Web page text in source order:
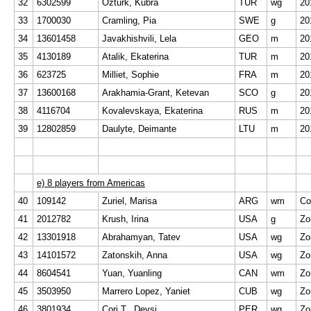
32 6302599 Ozturk, Kubra TUR wg
33
1700030 Cramling, Pia SWE g
34
13601458 Javakhishvili, Lela GEO m
35
4130189 Atalik, Ekaterina TUR m
36
623725 Milliet, Sophie FRA m
37
13600168 Arakhamia-Grant, Ketevan SCO g
38
4116704 Kovalevskaya, Ekaterina RUS m
39
12802859 Daulyte, Deimante LTU m
e) 8 players from Americas
40
109142 Zuriel, Marisa ARG wm
41
2012782 Krush, Irina USA g
42
13301918 Abrahamyan, Tatev USA wg
43
14101572 Zatonskih, Anna USA wg
44
8604541 Yuan, Yuanling CAN wm
45
3503950 Marrero Lopez, Yaniet CUB wg